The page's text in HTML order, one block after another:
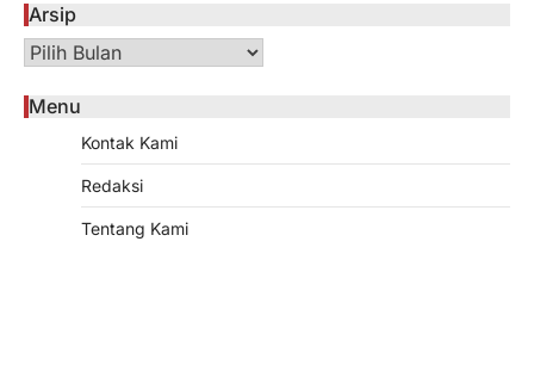
Arsip
Arsip
Menu
Kontak Kami
Redaksi
Tentang Kami